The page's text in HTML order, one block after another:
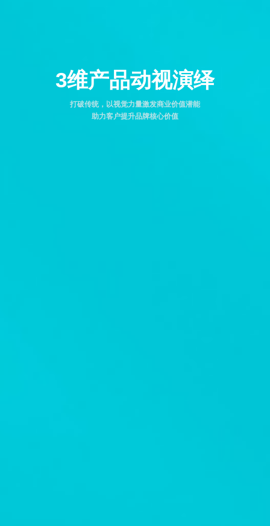
3维产品动视演绎
打破传统，以视觉力量激发商业价值潜能
助力客户提升品牌核心价值